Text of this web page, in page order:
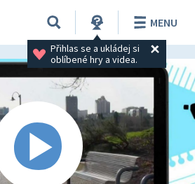
Přihlas se a ukládej si
oblíbené hry a videa.
MENU